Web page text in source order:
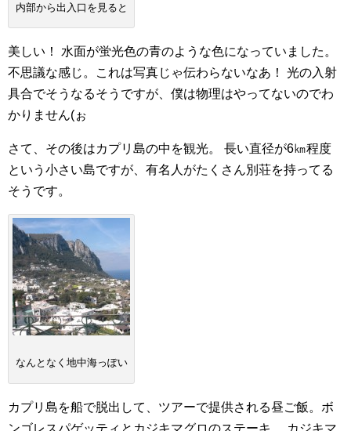
内部から出入口を見ると
美しい！
水面が蛍光色の青のような色になっていました。
不思議な感じ。これは写真じゃ伝わらないなあ！
光の入射
具合でそうなるそうですが、僕は物理はやってないのでわ
かりません(ぉ
さて、その後はカプリ島の中を観光。
長い直径が6㎞程度
という小さい島ですが、有名人がたくさん別荘を持ってる
そうです。
なんとなく地中海っぽい
カプリ島を船で脱出して、ツアーで提供される昼ご飯。ボ
ンゴレスパゲッティとカジキマグロのステーキ。
カジキマ